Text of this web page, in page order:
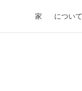
家 について